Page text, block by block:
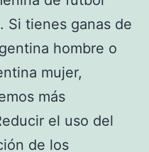
Si tienes ganas de
hombre o
mujer,
más
el uso del
de los